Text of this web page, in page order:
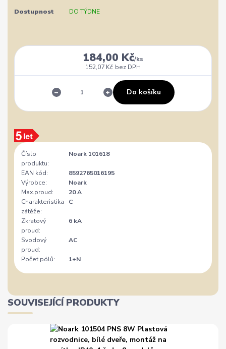
Dostupnost DO TÝDNE
184,00 Kč/ks
152,07 Kč bez DPH
Do košíku
Číslo
produktu:
Noark 101618
EAN kód:
8592765016195
Výrobce:
Noark
Max.proud:
20 A
Charakteristika
zátěže:
C
Zkratový
proud:
6 kA
Svodový
proud:
AC
Počet pólů: 1+N
SOUVISEJÍCÍ PRODUKTY